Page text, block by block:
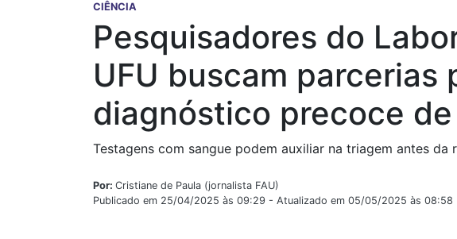
CIÊNCIA
Pesquisadores do
UFU buscam
diagnóstico precoce
Testagens com sangue podem auxiliar na triagem antes
Por: Cristiane de Paula (jornalista FAU)
Publicado em 25/04/2025 às 09:29 - Atualizado em 05/05/2025 às 08:58